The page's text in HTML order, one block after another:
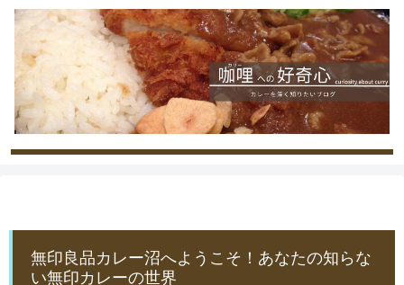
無印良品カレー沼へようこそ！あなたの知らな
い無印カレーの世界